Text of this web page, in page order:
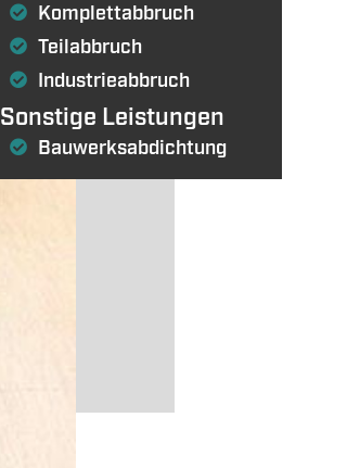
Komplettabbruch
Teilabbruch
Industrieabbruch
Sonstige Leistungen
Bauwerksabdichtung